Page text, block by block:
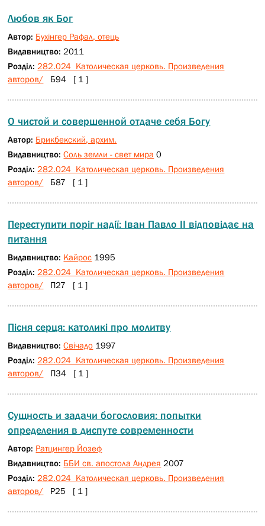
Любов як Бог
Автор: Бухінгер Рафал, отець
Видавництво: 2011
Розділ: 282.024 Католическая церковь. Произведения
авторов/ Б94 [ 1 ]
О чистой и совершенной отдаче себя Богу
Автор: Брикбекский, архим.
Видавництво:Соль земли - свет мира 0
Розділ: 282.024 Католическая церковь. Произведения
авторов/ Б87 [ 1 ]
Переступити поріг надії: Іван Павло ІІ відповідає на
питання
Видавництво: Кайрос 1995
Розділ: 282.024 Католическая церковь. Произведения
авторов/ П27 [ 1 ]
Пісня серця: католикі про молитву
Видавництво:Свічадо 1997
Розділ: 282.024 Католическая церковь. Произведения
авторов/ П34 [ 1 ]
Сущность и задачи богословия: попытки
определения в диспуте современности
Автор: Ратцингер Йозеф
Видавництво: ББИ св. апостола Андрея 2007
Розділ: 282.024 Католическая церковь. Произведения
авторов/ Р25 [ 1 ]